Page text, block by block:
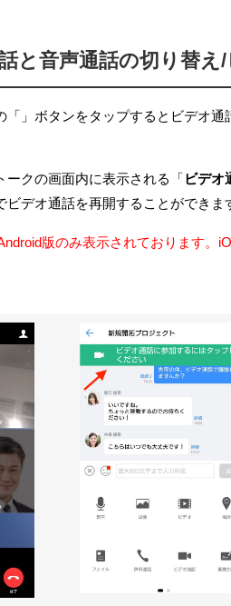
と音声通話の切り替え
「
」ボタンをタップするとビデオ
クの画面内に表示される「 ビデオ
ビデオ通話を再開することができま
版のみ表示されております。